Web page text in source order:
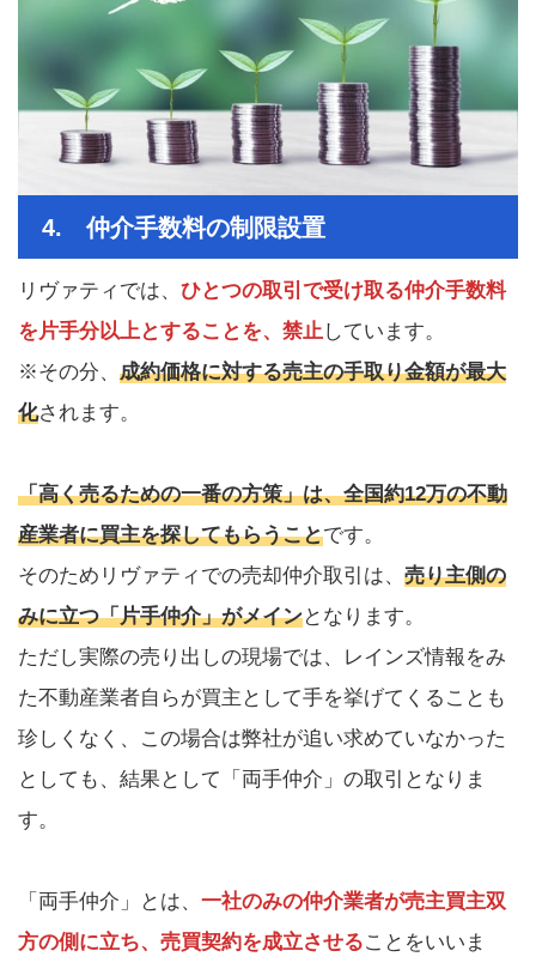
4. 仲介手数料の制限設置
リヴァティでは、 ひとつの取引で受け取る仲介手数料
を片手分以上とすることを、禁止 しています。
※その分、 成約価格に対する売主の手取り金額が最大
化されます。
「高く売るための一番の方策」は、全国約12万の不動
産業者に買主を探してもらうことです。
そのためリヴァティでの売却仲介取引は、 売り主側の
みに立つ「片手仲介」がメインとなります。
ただし実際の売り出しの現場では、レインズ情報をみ
た不動産業者自らが買主として手を挙げてくることも
珍しくなく、この場合は弊社が追い求めていなかった
としても、結果として「両手仲介」の取引となりま
す。
「両手仲介」とは、 一社のみの仲介業者が売主買主双
方の側に立ち、売買契約を成立させることをいいま